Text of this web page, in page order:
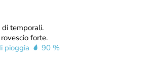
temporali.
forte.
pioggia
90 %